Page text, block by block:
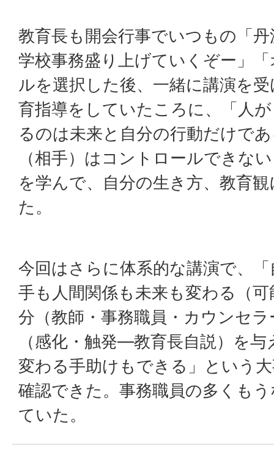
教育長も開会行事でいつもの「
学校事務盛り上げていくぞー」
ルを選択した後、一緒に講演を
育指導をしていたころに、「人
るのは未来と自分の行動だけで
（相手）はコントロールできな
を学んで、自分の生き方、教育
た。
今回はさらに体系的な講演で、
手も人間関係も未来も変わる（
分（教師・事務職員・カウンセ
（感化・触発―教育長自説）を
変わる手助けもできる」という
確認できた。事務職員の多くも
ていた。